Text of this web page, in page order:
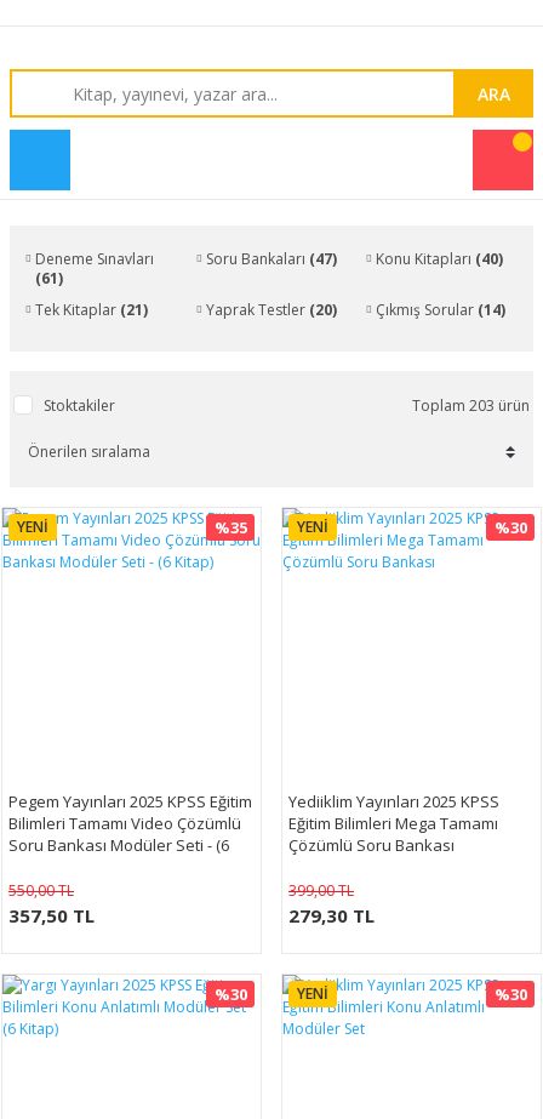
ARA
Deneme Sınavları
(61)
Soru Bankaları (47) Konu Kitapları (40)
Tek Kitaplar (21) Yaprak Testler (20) Çıkmış Sorular (14)
Stoktakiler Toplam 203 ürün
%35
YENİ
Pegem Yayınları 2025 KPSS Eğitim
Bilimleri Tamamı Video Çözümlü
Soru Bankası Modüler Seti - (6
550,00 TL
357,50 TL
%30
YENİ
Yediiklim Yayınları 2025 KPSS
Eğitim Bilimleri Mega Tamamı
Çözümlü Soru Bankası
399,00 TL
279,30 TL
%30 %30
YENİ